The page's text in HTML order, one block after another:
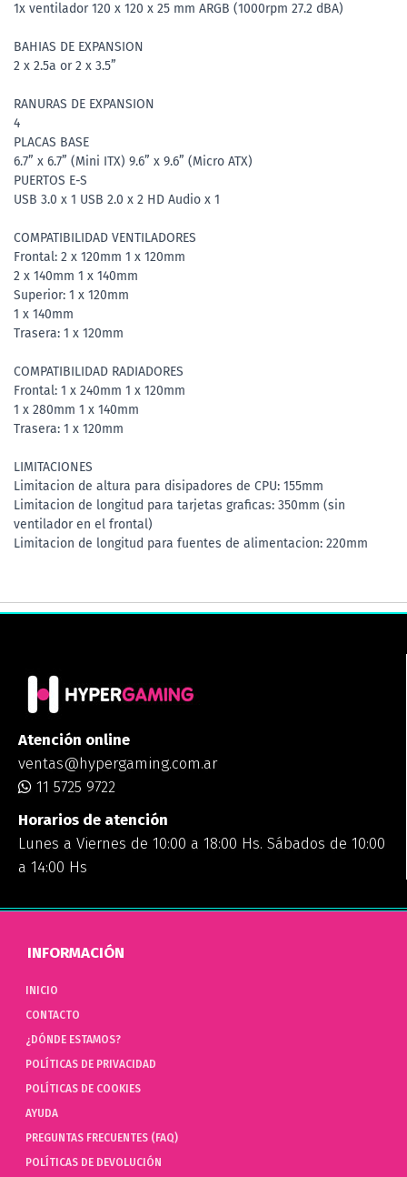
1x ventilador 120 x 120 x 25 mm ARGB (1000rpm 27.2 dBA)
BAHIAS DE EXPANSION
2 x 2.5a or 2 x 3.5”
RANURAS DE EXPANSION
4
PLACAS BASE
6.7” x 6.7” (Mini ITX) 9.6” x 9.6” (Micro ATX)
PUERTOS E-S
USB 3.0 x 1 USB 2.0 x 2 HD Audio x 1
COMPATIBILIDAD VENTILADORES
Frontal: 2 x 120mm 1 x 120mm
2 x 140mm 1 x 140mm
Superior: 1 x 120mm
1 x 140mm
Trasera: 1 x 120mm
COMPATIBILIDAD RADIADORES
Frontal: 1 x 240mm 1 x 120mm
1 x 280mm 1 x 140mm
Trasera: 1 x 120mm
LIMITACIONES
Limitacion de altura para disipadores de CPU: 155mm
Limitacion de longitud para tarjetas graficas: 350mm (sin
ventilador en el frontal)
Limitacion de longitud para fuentes de alimentacion: 220mm
Atención online
ventas@hypergaming.com.ar
11 5725 9722
Horarios de atención
Lunes a Viernes de 10:00 a 18:00 Hs. Sábados de 10:00
a 14:00 Hs
INFORMACIÓN
INICIO
CONTACTO
¿DÓNDE ESTAMOS?
POLÍTICAS DE PRIVACIDAD
POLÍTICAS DE COOKIES
AYUDA
PREGUNTAS FRECUENTES (FAQ)
POLÍTICAS DE DEVOLUCIÓN